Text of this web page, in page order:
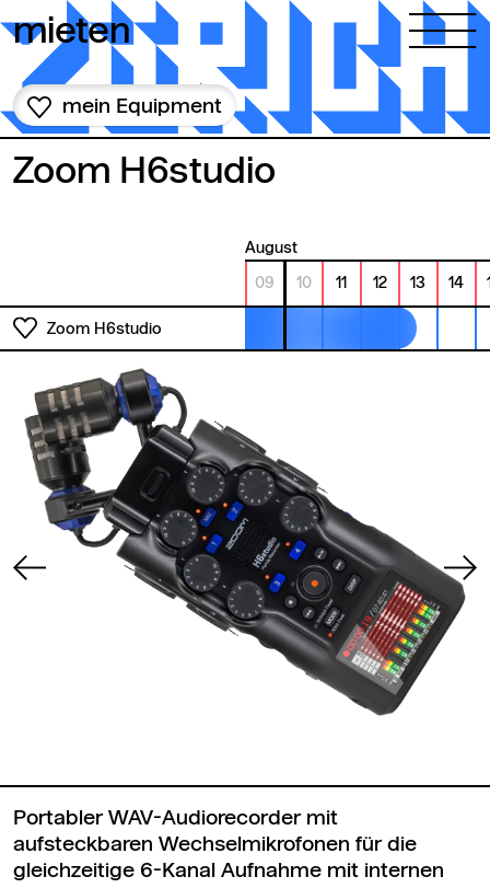
mieten
mein Equipment
Zoom H6studio
August
09 10 11 12 13 14
Zoom H6studio
Portabler WAV-Audiorecorder mit
aufsteckbaren Wechselmikrofonen für die
gleichzeitige 6-Kanal Aufnahme mit internen